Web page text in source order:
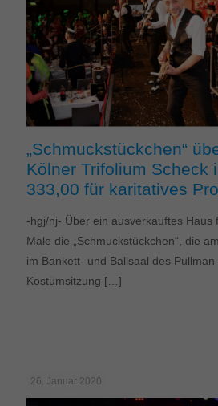
„Schmuckstückchen“
Kölner Trifolium Scheck
333,00 für karitatives
-hgj/nj- Über ein ausverkauftes Haus
Male die „Schmuckstückchen“, die
im Bankett- und Ballsaal des Pullman
Kostümsitzung […]
26. Januar 2020